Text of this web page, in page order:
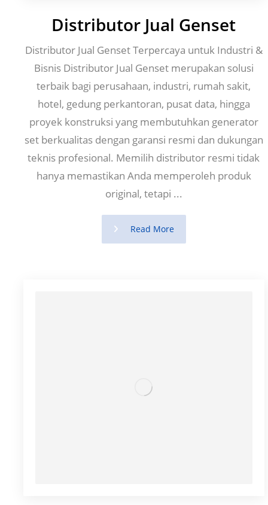
Distributor Jual Genset
Distributor Jual Genset Terpercaya untuk Industri &
Bisnis Distributor Jual Genset merupakan solusi
terbaik bagi perusahaan, industri, rumah sakit,
hotel, gedung perkantoran, pusat data, hingga
proyek konstruksi yang membutuhkan generator
set berkualitas dengan garansi resmi dan dukungan
teknis profesional. Memilih distributor resmi tidak
hanya memastikan Anda memperoleh produk
original, tetapi ...
Read More